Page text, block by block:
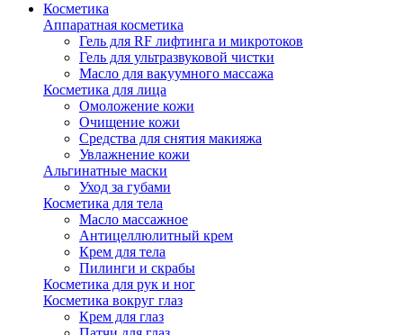
Косметика
Аппаратная косметика
Гель для RF лифтинга и микротоков
Гель для ультразвуковой чистки
Масло для вакуумного массажа
Косметика для лица
Омоложение кожи
Очищение кожи
Средства для снятия макияжа
Увлажнение кожи
Альгинатные маски
Уход за губами
Косметика для тела
Масло массажное
Антицеллюлитный крем
Крем для тела
Пилинги и скрабы
Косметика для рук и ног
Косметика вокруг глаз
Крем для глаз